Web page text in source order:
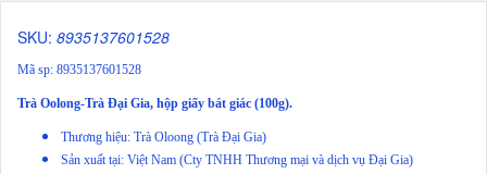
SKU: 8935137601528
Mã sp: 8935137601528
Trà Oolong-Trà Đại Gia, hộp giấy bát giác (100g).
Thương hiệu: Trà Oloong (Trà Đại Gia)
Sản xuất tại: Việt Nam (Cty TNHH Thương mại và dịch vụ Đại Gia)